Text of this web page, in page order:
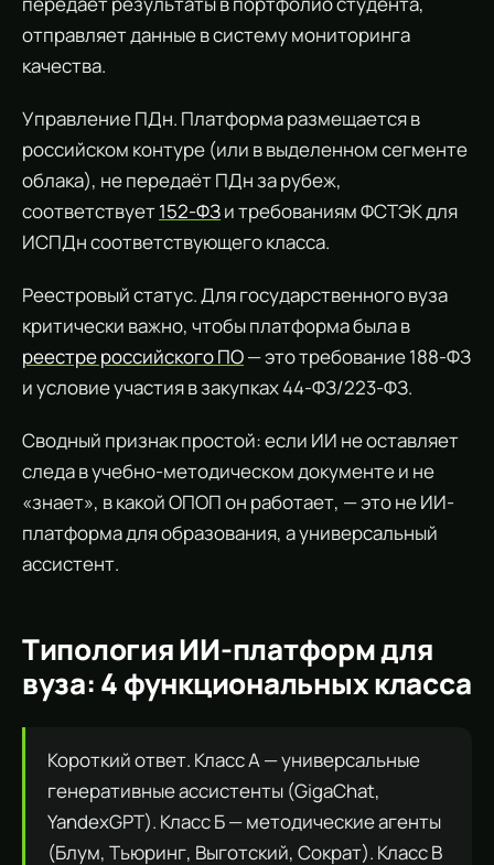
отправляет данные в систему мониторинга
качества.
Управление ПДн. Платформа размещается в
российском контуре (или в выделенном сегменте
облака), не передаёт ПДн за рубеж,
соответствует152-ФЗи требованиям ФСТЭК для
ИСПДн соответствующего класса.
Реестровый статус. Для государственного вуза
критически важно, чтобы платформа была в
реестре российского ПО— это требование 188-ФЗ
и условие участия в закупках 44-ФЗ/223-ФЗ.
Сводный признак простой: если ИИ не оставляет
следа в учебно-методическом документе и не
«знает», в какой ОПОП он работает, — это не ИИ-
платформа для образования, а универсальный
ассистент.
Типология ИИ-платформ для
вуза: 4 функциональных класса
Короткий ответ. Класс А — универсальные
генеративные ассистенты (GigaChat,
YandexGPT). Класс Б — методические агенты
(Блум, Тьюринг, Выготский, Сократ). Класс В